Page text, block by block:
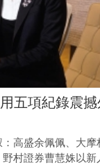
五項紀錄震撼
高盛余佩佩、大
村證券曹慧姝以新